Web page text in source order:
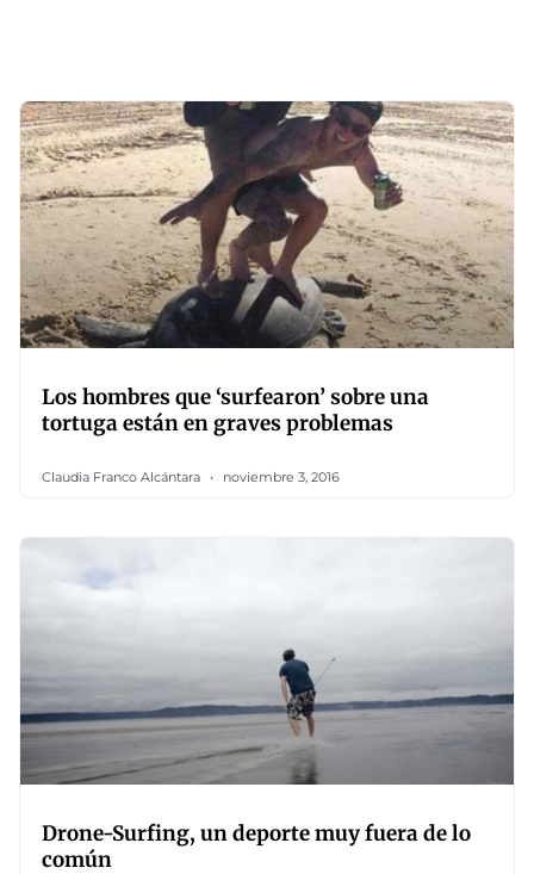
Los hombres que ‘surfearon’ sobre una
tortuga están en graves problemas
Claudia Franco Alcántara noviembre 3, 2016
Drone-Surfing, un deporte muy fuera de lo
común